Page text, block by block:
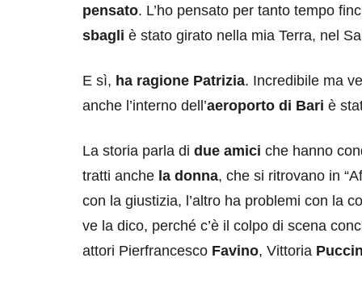
pensato. L’ho pensato per tanto tempo
sbagli è stato girato nella mia Terra, nel
E sì, ha ragione Patrizia. Incredibile ma
anche l’interno dell’aeroporto di Bari è
La storia parla di due amici che hanno
tratti anche la donna, che si ritrovano in
con la giustizia, l’altro ha problemi con la
ve la dico, perché c’è il colpo di scena
attori Pierfrancesco Favino, Vittoria